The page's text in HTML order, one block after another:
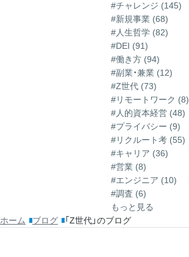
#チャレンジ (145)
#新規事業 (68)
#人生哲学 (82)
#DEI (91)
#働き方 (94)
#副業・兼業 (12)
#Z世代 (73)
#リモートワーク (8)
#人的資本経営 (48)
#プライバシー (9)
#リクルート考 (55)
#キャリア (36)
#営業 (8)
#エンジニア (10)
#調査 (6)
もっと見る
ホーム
ブログ 「Z世代」のブログ